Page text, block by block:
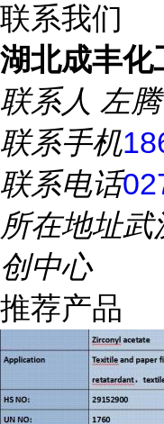
联系我们
湖北成丰化
联系人 左腾
联系手机
联系电话
所在地址武
创中心
推荐产品